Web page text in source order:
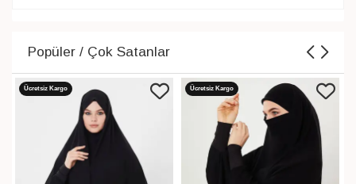
Popüler / Çok Satanlar
Ücretsiz Kargo Ücretsiz Kargo